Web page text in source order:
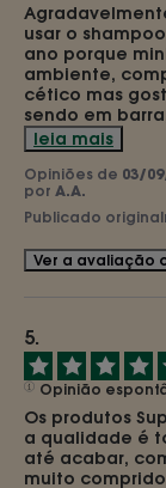
usar o
ano porque
ambiente,
cético mas
sendo em
leia mais
Opiniões de 03/
por A.A.
Publicado
Ver a avaliação
Opinião
Os produtos
a qualidade é
até acabar,
muito